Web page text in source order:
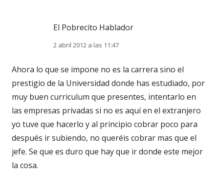
El Pobrecito Hablador
2 abril 2012 a las 11:47
Ahora lo que se impone no es la carrera sino el
prestigio de la Universidad donde has estudiado, por
muy buen curriculum que presentes, intentarlo en
las empresas privadas si no es aquí en el extranjero
yo tuve que hacerlo y al principio cobrar poco para
después ir subiendo, no queréis cobrar mas que el
jefe. Se que es duro que hay que ir donde este mejor
la cosa.